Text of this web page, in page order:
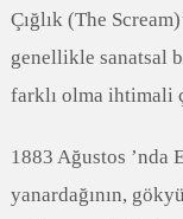
Çığlık (The
genellikle sanatsal
farklı olma ihtimali
1883 Ağustos ’nda
yanardağının,